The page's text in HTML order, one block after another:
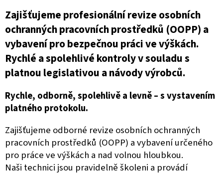
Zajišťujeme profesionální revize osobních
ochranných pracovních prostředků (OOPP) a
vybavení pro bezpečnou práci ve výškách.
Rychlé a spolehlivé kontroly v souladu s
platnou legislativou a návody výrobců.
Rychle, odborně, spolehlivě a levně – s vystavením
platného protokolu.
Zajišťujeme odborné revize osobních ochranných
pracovních prostředků (OOPP) a vybavení určeného
pro práce ve výškách a nad volnou hloubkou.
Naši technici jsou pravidelně školeni a provádí